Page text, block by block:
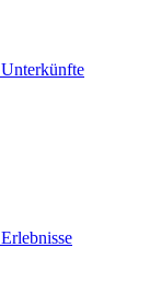
Unterkünfte
Erlebnisse